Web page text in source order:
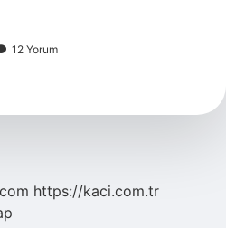
12 Yorum
https://kaci.com.tr